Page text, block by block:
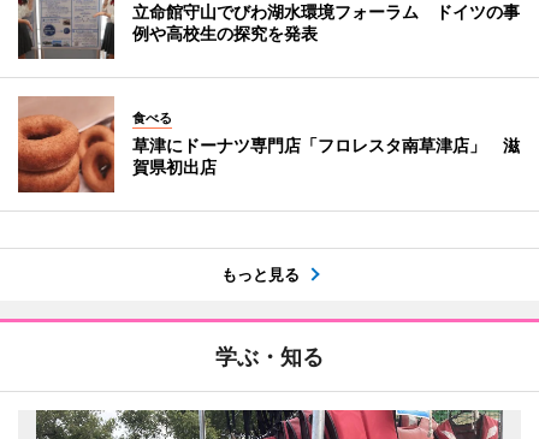
立命館守山でびわ湖水環境フォーラム ドイツの事
例や高校生の探究を発表
食べる
草津にドーナツ専門店「フロレスタ南草津店」 滋
賀県初出店
もっと見る
学ぶ・知る